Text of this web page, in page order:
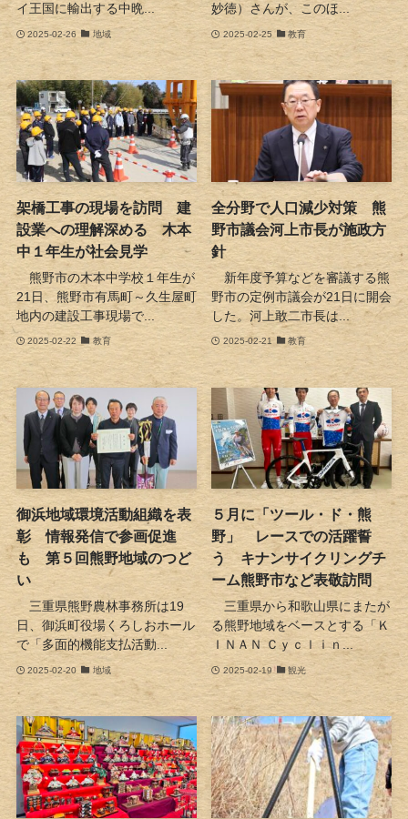
イ王国に輸出する中晩...
2025-02-26 地域
妙徳）さんが、このほ...
2025-02-25 教育
架橋工事の現場を訪問 建
設業への理解深める 木本
中１年生が社会見学
熊野市の木本中学校１年生が
21日、熊野市有馬町～久生屋町
地内の建設工事現場で...
2025-02-22 教育
全分野で人口減少対策 熊
野市議会河上市長が施政方
針
新年度予算などを審議する熊
野市の定例市議会が21日に開会
した。河上敢二市長は...
2025-02-21 教育
御浜地域環境活動組織を表
彰 情報発信で参画促進
も 第５回熊野地域のつど
い
三重県熊野農林事務所は19
日、御浜町役場くろしおホール
で「多面的機能支払活動...
2025-02-20 地域
５月に「ツール・ド・熊
野」 レースでの活躍誓
う キナンサイクリングチ
ーム熊野市など表敬訪問
三重県から和歌山県にまたが
る熊野地域をベースとする「Ｋ
ＩＮＡＮ Ｃｙｃｌｉｎ...
2025-02-19 観光